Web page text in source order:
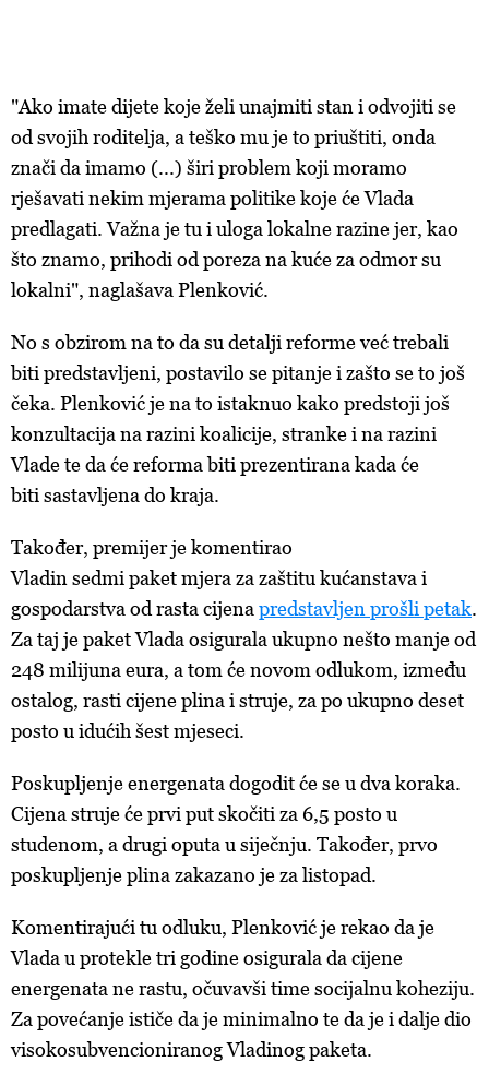
"Ako imate dijete koje želi unajmiti stan i odvojiti se
od svojih roditelja, a teško mu je to priuštiti, onda
znači da imamo (...) širi problem koji moramo
rješavati nekim mjerama politike koje će Vlada
predlagati. Važna je tu i uloga lokalne razine jer, kao
što znamo, prihodi od poreza na kuće za odmor su
lokalni", naglašava Plenković.
No s obzirom na to da su detalji reforme već trebali
biti predstavljeni, postavilo se pitanje i zašto se to još
čeka. Plenković je na to istaknuo kako predstoji još
konzultacija na razini koalicije, stranke i na razini
Vlade te da će reforma biti prezentirana kada će
biti sastavljena do kraja.
Također, premijer je komentirao
Vladin sedmi paket mjera za zaštitu kućanstava i
gospodarstva od rasta cijena predstavljen prošli petak.
Za taj je paket Vlada osigurala ukupno nešto manje od
248 milijuna eura, a tom će novom odlukom, između
ostalog, rasti cijene plina i struje, za po ukupno deset
posto u idućih šest mjeseci.
Poskupljenje energenata dogodit će se u dva koraka.
Cijena struje će prvi put skočiti za 6,5 posto u
studenom, a drugi oputa u siječnju. Također, prvo
poskupljenje plina zakazano je za listopad.
Komentirajući tu odluku, Plenković je rekao da je
Vlada u protekle tri godine osigurala da cijene
energenata ne rastu, očuvavši time socijalnu koheziju.
Za povećanje ističe da je minimalno te da je i dalje dio
visokosubvencioniranog Vladinog paketa.